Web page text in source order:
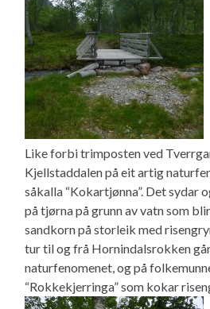
Like forbi trimposten ved
Kjellstaddalen på eit artig
såkalla “Kokartjønna”. Det sydar
på tjørna på grunn av vatn som
sandkorn på storleik med
tur til og frå Hornindalsrokken
naturfenomenet, og på
“Rokkekjerringa” som kokar